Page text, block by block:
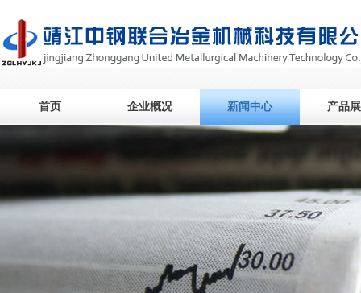
首页 企业概况 新闻中心 产品